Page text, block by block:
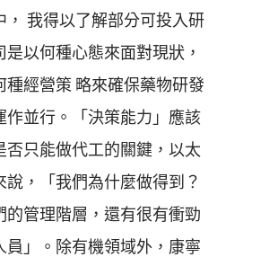
， 我得以了解部分可投入研
是以何種心態來面對現狀，
種經營策 略來確保藥物研發
作並行。「決策能力」應該
否只能做代工的關鍵，以太
說，「我們為什麼做得到？
的管理階層，還有很有衝勁
員」。除有機領域外，康寧